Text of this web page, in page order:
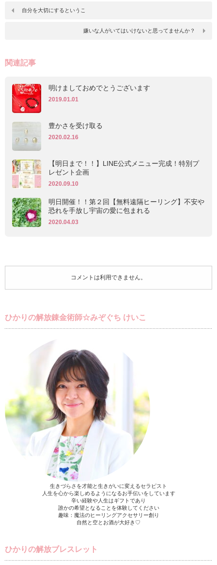
自分を大切にするというこ
嫌いな人がいてはいけないと思ってませんか？
関連記事
明けましておめでとうございます
2019.01.01
豊かさを受け取る
2020.02.16
【明日まで！！】LINE公式メニュー完成！特別プ
レゼント企画
2020.09.10
明日開催！！第２回【無料遠隔ヒーリング】不安や
恐れを手放し宇宙の愛に包まれる
2020.04.03
コメントは利用できません。
ひかりの解放錬金術師☆みぞぐち けいこ
生きづらさを才能と生きがいに変えるセラピスト
人生を心から楽しめるようになるお手伝いをしています
辛い経験や人生はギフトであり
誰かの希望となることを体験してください
趣味：魔法のヒーリングアクセサリー創り
自然と空とお酒が大好き♡
ひかりの解放ブレスレット